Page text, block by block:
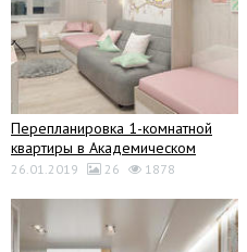
Перепланировка 1-комнатной
квартиры в Академическом
26.01.2019 26 1878